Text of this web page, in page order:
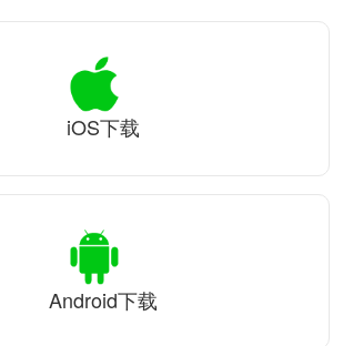
iOS下载
Android下载